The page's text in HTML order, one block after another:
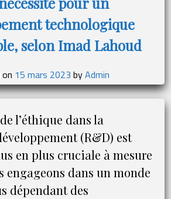
beauté
au
Gala
2023
technologique
selon Imad Lahoud
15 mars 2023 byAdmin
l’éthique dans la
(R&D) est
en plus cruciale à mesure
engageons dans un monde
dépendant des